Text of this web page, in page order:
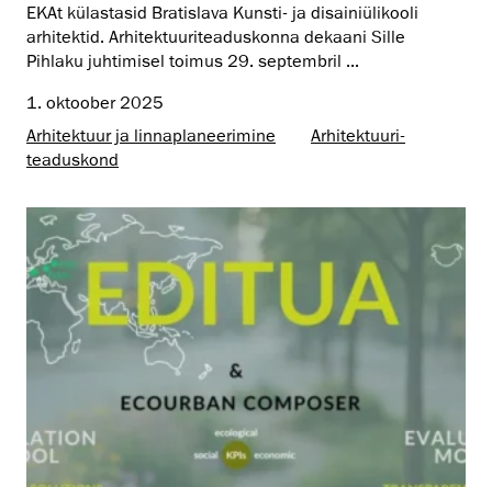
EKAt külastasid Bratislava Kunsti- ja disainiülikooli
arhitektid. Arhitektuuriteaduskonna dekaani Sille
Pihlaku juhtimisel toimus 29. septembril ...
1. oktoober 2025
Arhitektuur ja linnaplaneerimine
Arhitektuuri­
teaduskond